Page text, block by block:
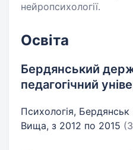
нейропсихології.
Освіта
Бердянський
педагогічний
Психологія, Бердянськ
Вища, з 2012 по 2015